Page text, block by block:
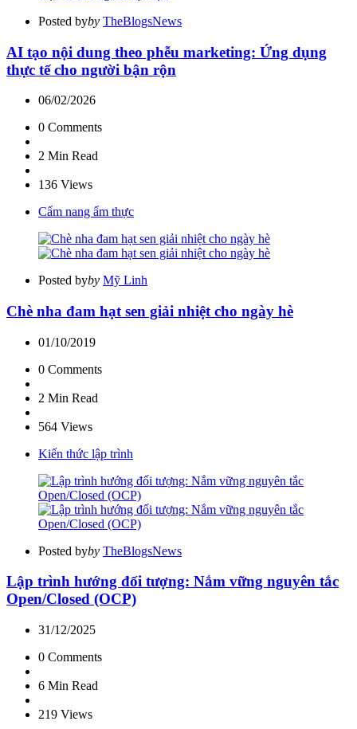
Posted byby TheBlogsNews
AI tạo nội dung theo phễu marketing: Ứng dụng
thực tế cho người bận rộn
06/02/2026
0 Comments
2 Min Read
136 Views
Cẩm nang ẩm thực
Posted byby Mỹ Linh
Chè nha đam hạt sen giải nhiệt cho ngày hè
01/10/2019
0 Comments
2 Min Read
564 Views
Kiến thức lập trình
Posted byby TheBlogsNews
Lập trình hướng đối tượng: Nắm vững nguyên tắc
Open/Closed (OCP)
31/12/2025
0 Comments
6 Min Read
219 Views